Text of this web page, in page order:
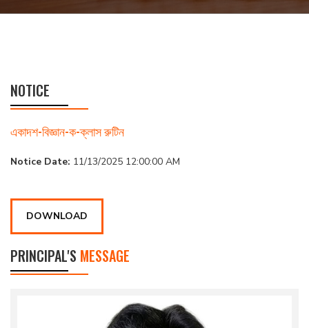
NOTICE
একাদশ-বিজ্ঞান-ক-ক্লাস রুটিন
Notice Date: 11/13/2025 12:00:00 AM
DOWNLOAD
PRINCIPAL'S MESSAGE